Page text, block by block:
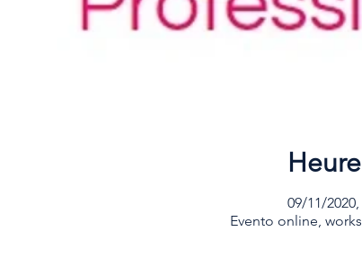
09/11/2020,
Evento online,